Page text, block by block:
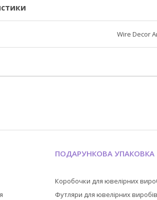
Wire Decor
ПОДАРУНКОВА УПАКОВКА
Коробочки для ювелірних
Футляри для ювелірних